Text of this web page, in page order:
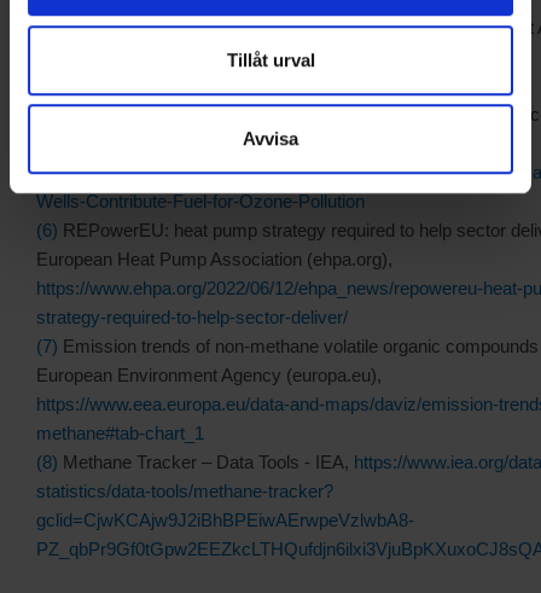
Tillåt urval
Avvisa
(4)volatile organic compound (VOC) — European Environment
https://www.eea.europa.eu/help/glossary/eea-
(5)Oil and Gas Wells Contribute Fuel for Ozone Pollution -
https://research.noaa.gov/article/ArtMID/587/ArticleID/1533/Oil-
Wells-Contribute-Fuel-for-Ozone-Pollution
(6) REPowerEU: heat pump strategy required to help sector
European Heat Pump Association (ehpa.org),
https://www.ehpa.org/2022/06/12/ehpa_news/repowereu-heat-
strategy-required-to-help-sector-deliver/
(7) Emission trends of non-methane volatile organic
European Environment Agency (europa.eu),
https://www.eea.europa.eu/data-and-maps/daviz/emission-
methane#tab-chart_1
(8) Methane Tracker – Data Tools - IEA, https://www.iea.org/
statistics/data-tools/methane-tracker?
gclid=CjwKCAjw9J2iBhBPEiwAErwpeVzlwbA8-